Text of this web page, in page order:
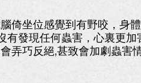
倚坐位感覺到有野咬，身
發現任何蟲害，心裏更加
弄巧反絕,甚致會加劇蟲害情